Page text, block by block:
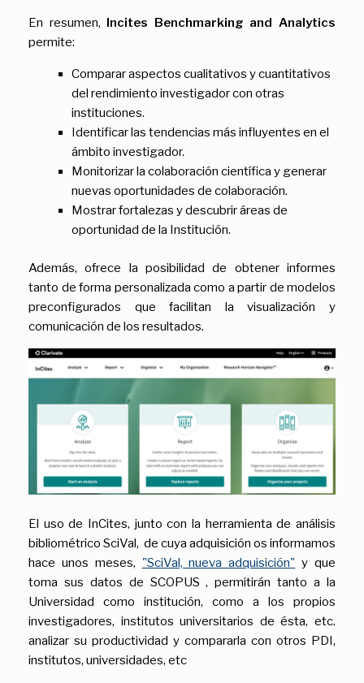
En resumen, Incites Benchmarking and Analytics
permite:
Comparar aspectos cualitativos y cuantitativos
del rendimiento investigador con otras
instituciones.
Identificar las tendencias más influyentes en el
ámbito investigador.
Monitorizar la colaboración científica y generar
nuevas oportunidades de colaboración.
Mostrar fortalezas y descubrir áreas de
oportunidad de la Institución.
Además, ofrece la posibilidad de obtener informes
tanto de forma personalizada como a partir de modelos
preconfigurados que facilitan la visualización y
comunicación de los resultados.
El uso de InCites, junto con la herramienta de análisis
bibliométrico SciVal, de cuya adquisición os informamos
hace unos meses, "SciVal, nueva adquisición" y que
toma sus datos de SCOPUS , permitirán tanto a la
Universidad como institución, como a los propios
investigadores, institutos universitarios de ésta, etc.
analizar su productividad y compararla con otros PDI,
institutos, universidades, etc